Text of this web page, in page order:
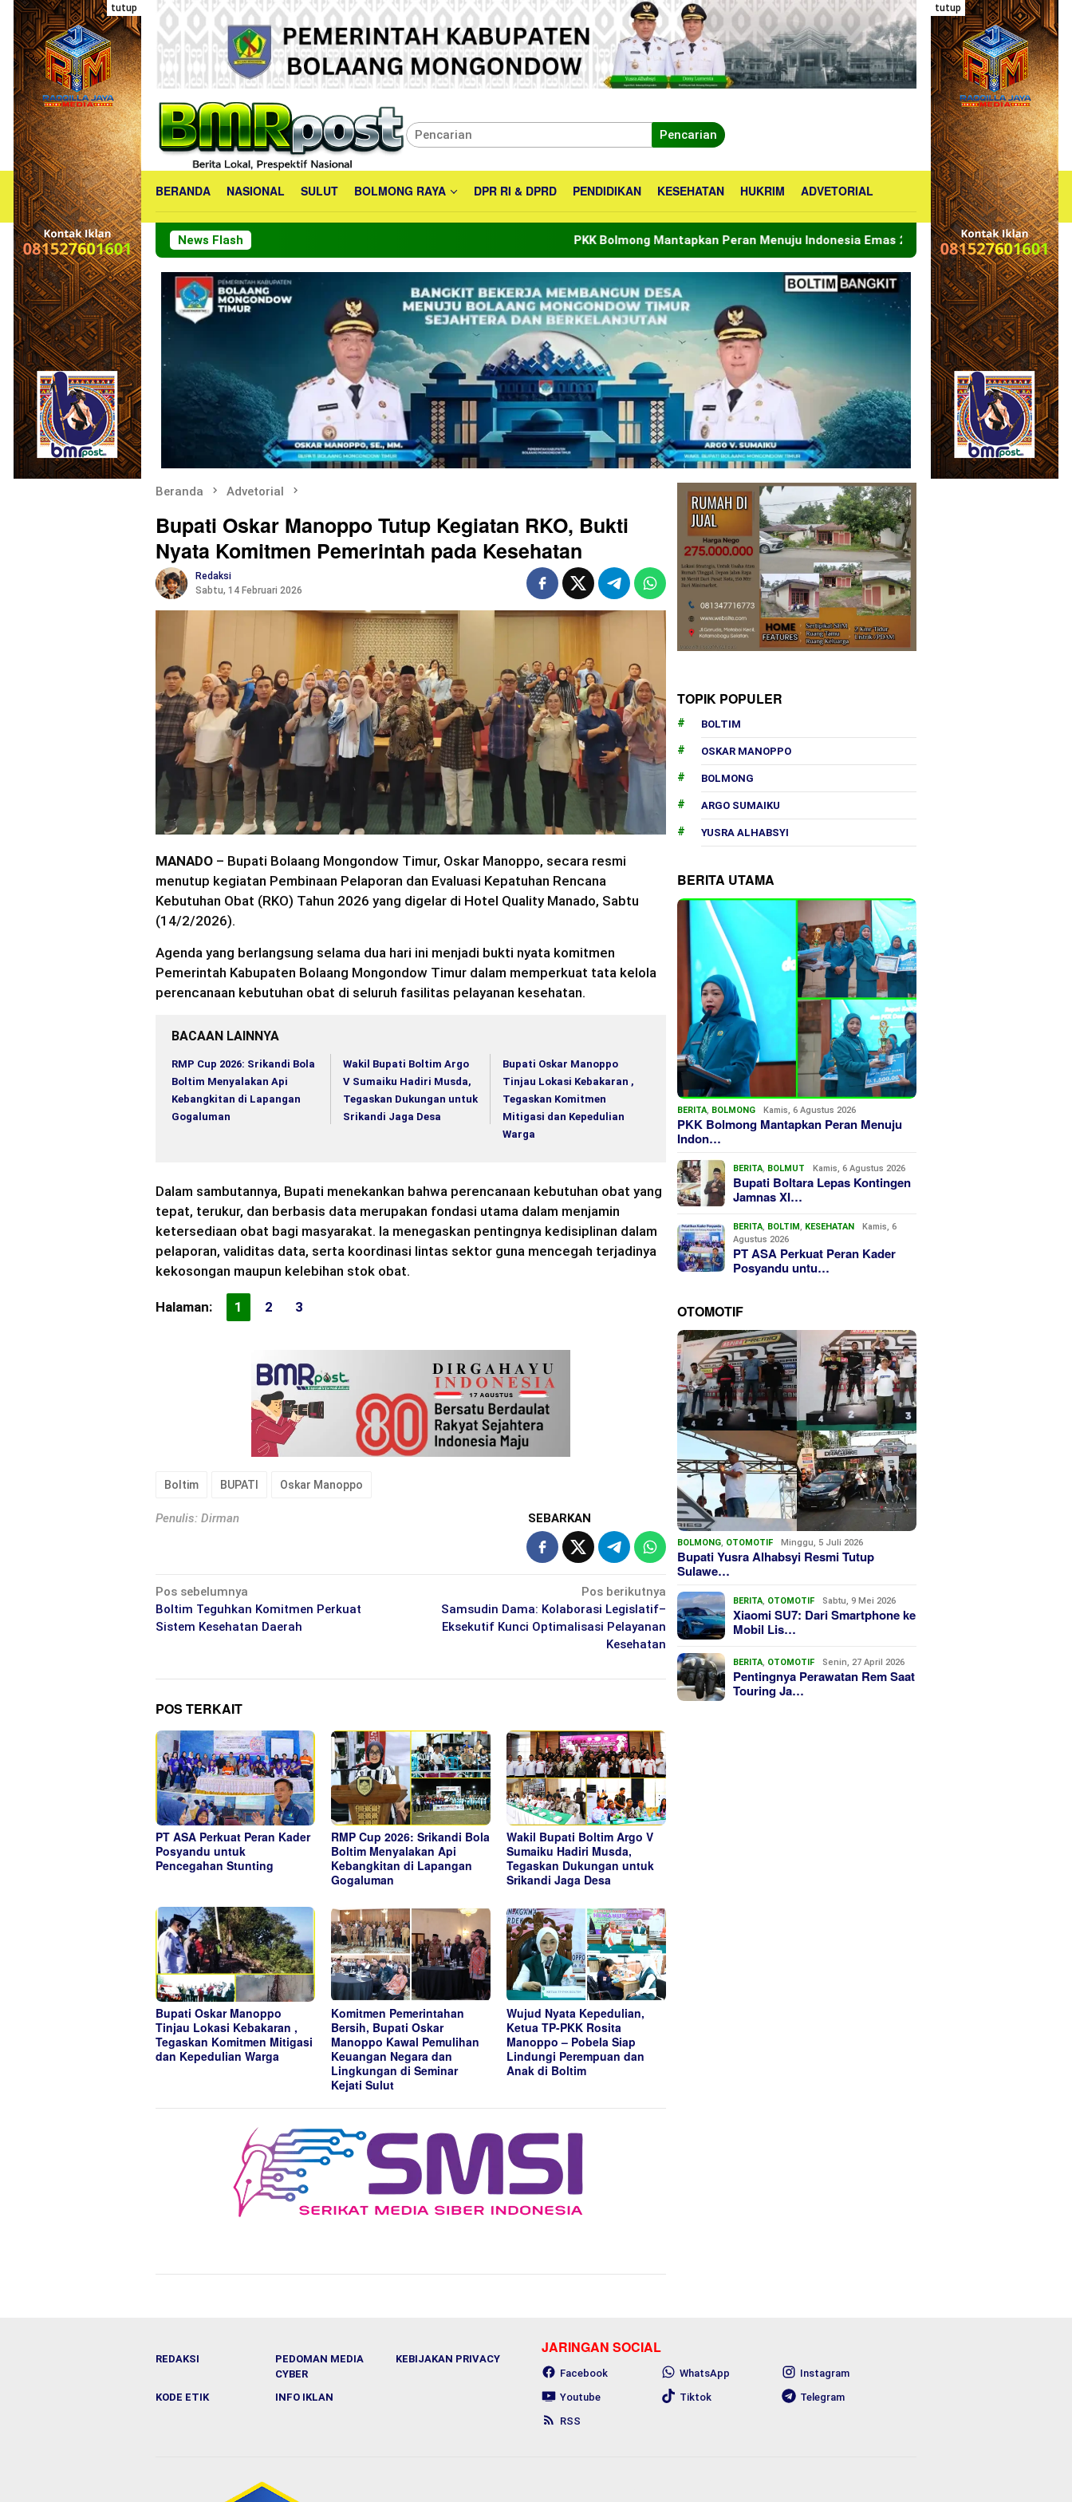
Loncat
konten
tutup tutup
Pencarian
BERANDA NASIONAL SULUT BOLMONG RAYA DPR RI & DPRD PENDIDIKAN KESEHATAN HUKRIM ADVETORIAL
News Flash PKK Bolmong Mantapkan Peran Menuju Indonesia Emas 2045 Bupati Boltara Lepas Kontingen
Beranda Advetorial
Bupati Oskar Manoppo Tutup Kegiatan RKO, Bukti
Nyata Komitmen Pemerintah pada Kesehatan
Redaksi
Sabtu, 14 Februari 2026
MANADO – Bupati Bolaang Mongondow Timur, Oskar Manoppo, secara resmi
menutup kegiatan Pembinaan Pelaporan dan Evaluasi Kepatuhan Rencana
Kebutuhan Obat (RKO) Tahun 2026 yang digelar di Hotel Quality Manado, Sabtu
(14/2/2026).
Agenda yang berlangsung selama dua hari ini menjadi bukti nyata komitmen
Pemerintah Kabupaten Bolaang Mongondow Timur dalam memperkuat tata kelola
perencanaan kebutuhan obat di seluruh fasilitas pelayanan kesehatan.
BACAAN LAINNYA
RMP Cup 2026: Srikandi Bola
Boltim Menyalakan Api
Kebangkitan di Lapangan
Gogaluman
Wakil Bupati Boltim Argo
V Sumaiku Hadiri Musda,
Tegaskan Dukungan untuk
Srikandi Jaga Desa
Bupati Oskar Manoppo
Tinjau Lokasi Kebakaran ,
Tegaskan Komitmen
Mitigasi dan Kepedulian
Warga
Dalam sambutannya, Bupati menekankan bahwa perencanaan kebutuhan obat yang
tepat, terukur, dan berbasis data merupakan fondasi utama dalam menjamin
ketersediaan obat bagi masyarakat. Ia menegaskan pentingnya kedisiplinan dalam
pelaporan, validitas data, serta koordinasi lintas sektor guna mencegah terjadinya
kekosongan maupun kelebihan stok obat.
Halaman: 1 2 3
Boltim BUPATI Oskar Manoppo
Penulis: Dirman SEBARKAN
Navigasi
pos
Pos sebelumnya
Boltim Teguhkan Komitmen Perkuat
Sistem Kesehatan Daerah
Pos berikutnya
Samsudin Dama: Kolaborasi Legislatif–
Eksekutif Kunci Optimalisasi Pelayanan
Kesehatan
POS TERKAIT
PT ASA Perkuat Peran Kader
Posyandu untuk
Pencegahan Stunting
RMP Cup 2026: Srikandi Bola
Boltim Menyalakan Api
Kebangkitan di Lapangan
Gogaluman
Wakil Bupati Boltim Argo V
Sumaiku Hadiri Musda,
Tegaskan Dukungan untuk
Srikandi Jaga Desa
Bupati Oskar Manoppo
Tinjau Lokasi Kebakaran ,
Tegaskan Komitmen Mitigasi
dan Kepedulian Warga
Komitmen Pemerintahan
Bersih, Bupati Oskar
Manoppo Kawal Pemulihan
Keuangan Negara dan
Lingkungan di Seminar
Kejati Sulut
Wujud Nyata Kepedulian,
Ketua TP-PKK Rosita
Manoppo – Pobela Siap
Lindungi Perempuan dan
Anak di Boltim
TOPIK POPULER
BOLTIM
OSKAR MANOPPO
BOLMONG
ARGO SUMAIKU
YUSRA ALHABSYI
BERITA UTAMA
BERITA, BOLMONG Kamis, 6 Agustus 2026
PKK Bolmong Mantapkan Peran Menuju
Indon…
BERITA, BOLMUT Kamis, 6 Agustus 2026
Bupati Boltara Lepas Kontingen
Jamnas XI…
BERITA, BOLTIM, KESEHATAN
Kamis, 6
Agustus 2026
PT ASA Perkuat Peran Kader
Posyandu untu…
OTOMOTIF
BOLMONG, OTOMOTIF Minggu, 5 Juli 2026
Bupati Yusra Alhabsyi Resmi Tutup
Sulawe…
BERITA, OTOMOTIF Sabtu, 9 Mei 2026
Xiaomi SU7: Dari Smartphone ke
Mobil Lis…
BERITA, OTOMOTIF Senin, 27 April 2026
Pentingnya Perawatan Rem Saat
Touring Ja…
REDAKSI
PEDOMAN MEDIA
CYBER
KEBIJAKAN PRIVACY
KODE ETIK INFO IKLAN
JARINGAN SOCIAL
Facebook WhatsApp
Instagram
Youtube
Tiktok
Telegram
RSS